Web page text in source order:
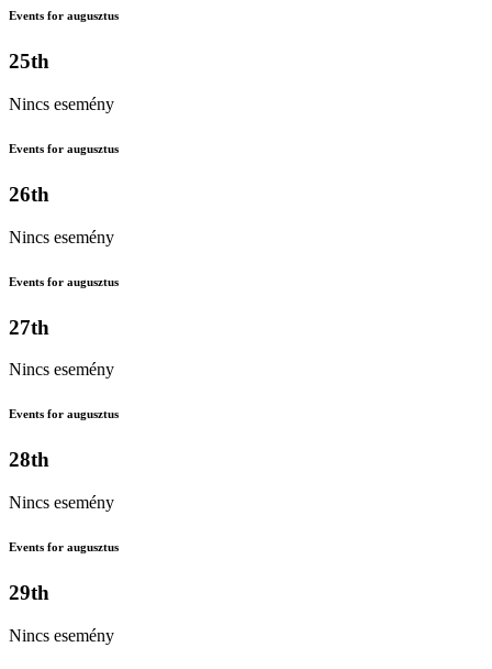
Events for augusztus
25th
Nincs esemény
Events for augusztus
26th
Nincs esemény
Events for augusztus
27th
Nincs esemény
Events for augusztus
28th
Nincs esemény
Events for augusztus
29th
Nincs esemény